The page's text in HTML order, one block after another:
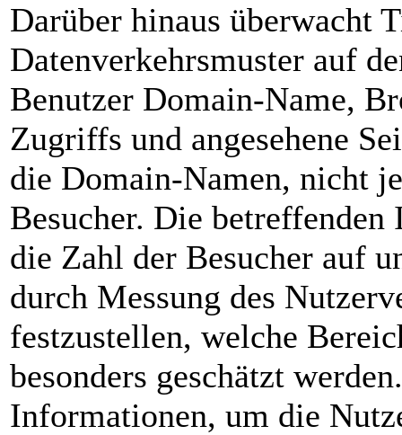
Darüber hinaus überwacht
Datenverkehrsmuster auf
Benutzer Domain-Name,
Zugriffs und angesehene
die Domain-Namen, nicht
Besucher. Die
die Zahl der Besucher auf
durch Messung des
festzustellen, welche
besonders geschätzt
Informationen, um die